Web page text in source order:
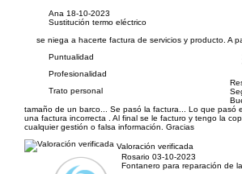
Ana 18-10-2023
Sustitución termo eléctrico
se niega a hacerte factura de servicios y producto. A
Puntualidad
Profesionalidad
Trato personal
tamaño de un barco... Se pasó la factura... Lo que pasó
una factura incorrecta . Al final se le facturo y tengo la
cualquier gestión o falsa información. Gracias
Valoración verificada
Rosario 03-10-2023
Fontanero para reparación de